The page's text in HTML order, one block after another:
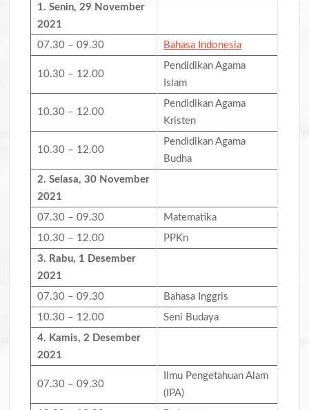
1. Senin,29 November
2021
07.30 – 09.30
Bahasa Indonesia
10.30 – 12.00
Pendidikan Agama
Islam
10.30 – 12.00
Pendidikan Agama
Kristen
10.30 – 12.00
Pendidikan Agama
Budha
2. Selasa,30 November
2021
07.30 – 09.30
Matematika
10.30 – 12.00
PPKn
3. Rabu, 1 Desember
2021
07.30 – 09.30
Bahasa Inggris
10.30 – 12.00
Seni Budaya
4. Kamis,2 Desember
2021
07.30 – 09.30
Ilmu Pengetahuan Alam
(IPA)